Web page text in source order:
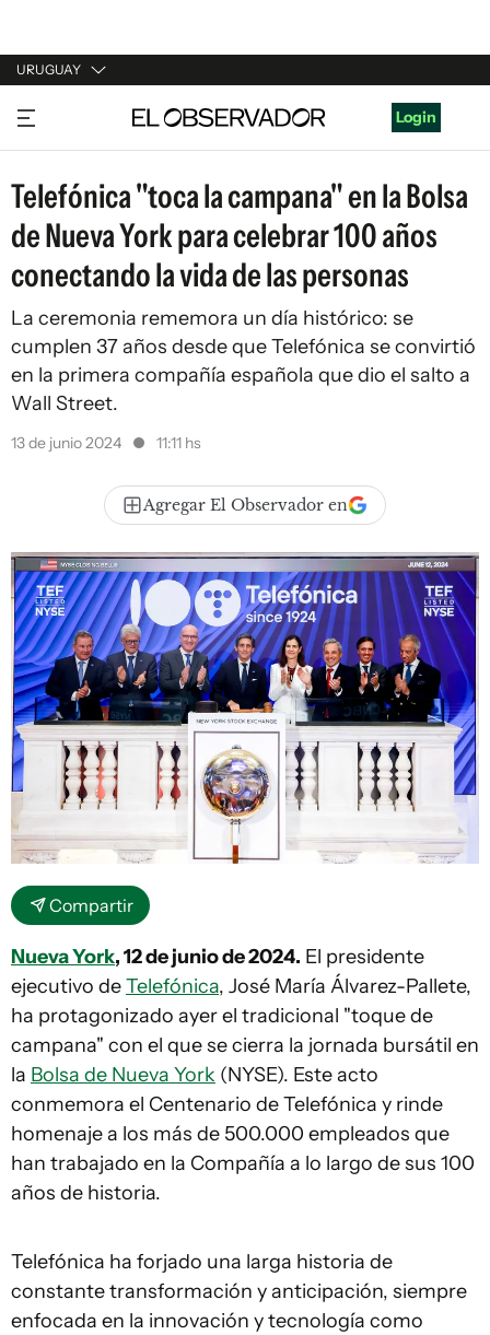
URUGUAY
URUGUAY
ARGENTINA
ESPAÑA
ESTADOS UNIDOS
Login
Telefónica "toca la campana" en la Bolsa
de Nueva York para celebrar 100 años
conectando la vida de las personas
La ceremonia rememora un día histórico: se
cumplen 37 años desde que Telefónica se convirtió
en la primera compañía española que dio el salto a
Wall Street.
13 de junio 2024 11:11 hs
Agregar El Observador en
Compartir
Nueva York, 12 de junio de 2024. El presidente
ejecutivo deTelefónica, José María Álvarez-Pallete,
ha protagonizado ayer el tradicional "toque de
campana" con el que se cierra la jornada bursátil en
la Bolsa de Nueva York (NYSE). Este acto
conmemora el Centenario de Telefónica y rinde
homenaje a los más de 500.000 empleados que
han trabajado en la Compañía a lo largo de sus 100
años de historia.
Telefónica ha forjado una larga historia de
constante transformación y anticipación, siempre
enfocada en la innovación y tecnología como